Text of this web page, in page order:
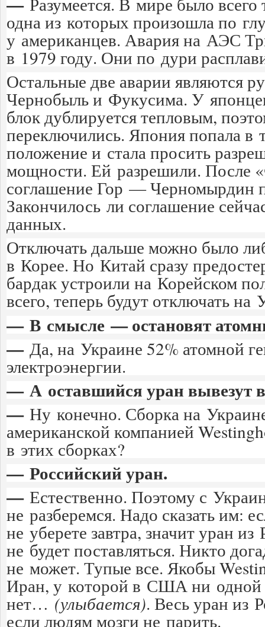
одна из которых произошла по
у американцев. Авария на АЭС
в 1979 году. Они по дури
Остальные две аварии являются
Чернобыль и Фукусима. У
блок дублируется тепловым,
переключились. Япония попала в
положение и стала просить
мощности. Ей разрешили. После
соглашение Гор — Черномырдин
Закончилось ли соглашение
данных.
Отключать дальше можно было
в Корее. Но Китай сразу
бардак устроили на Корейском
всего, теперь будут отключать на
— В смысле — остановят
— Да, на Украине 52% атомной
электроэнергии.
— А оставшийся уран
— Ну конечно. Сборка на
американской компанией
в этих сборках?
— Российский уран.
— Естественно. Поэтому с
не разберемся. Надо сказать им:
не уберете завтра, значит уран
не будет поставляться. Никто
не может. Тупые все. Якобы
Иран, у которой в США ни одной
нет…(улыбается). Весь уран из
если людям мозги не парить.